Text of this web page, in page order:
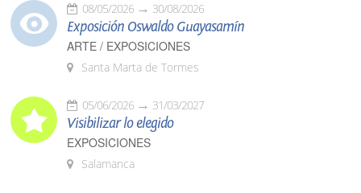
08/05/2026 30/08/2026
Exposición Oswaldo Guayasamín
ARTE / EXPOSICIONES
Santa Marta de Tormes
05/06/2026 31/03/2027
Visibilizar lo elegido
EXPOSICIONES
Salamanca